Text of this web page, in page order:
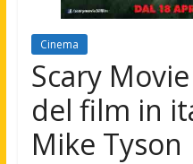
Cinema
Scary
del film in
Mike Tyson